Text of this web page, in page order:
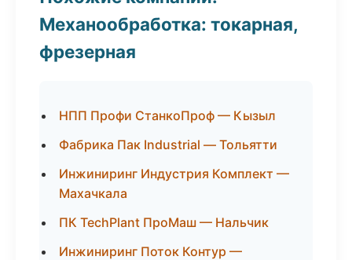
Механообработка: токарная,
фрезерная
НПП Профи СтанкоПроф — Кызыл
Фабрика Пак Industrial — Тольятти
Инжиниринг Индустрия Комплект —
Махачкала
ПК TechPlant ПроМаш — Нальчик
Инжиниринг Поток Контур —